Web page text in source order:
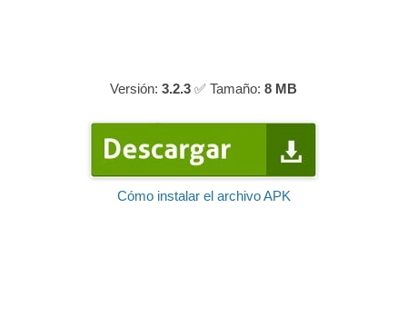
Versión: 3.2.3 ✅ Tamaño: 8 MB
Cómo instalar el archivo APK